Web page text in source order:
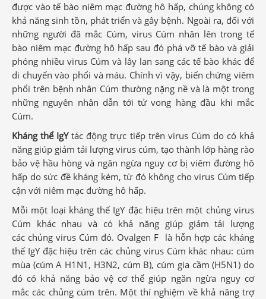
được vào tế bào niêm mạc đường hô hấp, chúng không có
khả năng sinh tồn, phát triển và gây bệnh. Ngoài ra, đối với
những người đã mắc Cúm, virus Cúm nhân lên trong tế
bào niêm mạc đường hô hấp sau đó phá vỡ tế bào và giải
phóng nhiều virus Cúm và lây lan sang các tế bào khác để
di chuyển vào phổi và máu. Chính vì vậy, biến chứng viêm
phổi trên bệnh nhân Cúm thường nặng nề và là một trong
những nguyên nhân dẫn tới tử vong hàng đầu khi mắc
Cúm.
Kháng thể IgYtác động trực tiếp trên virus Cúm do có khả
năng giúp giảm tải lượng virus cúm, tạo thành lớp hàng rào
bảo vệ hầu hòng và ngăn ngừa nguy cơ bị viêm đường hô
hấp do sức đề kháng kém, từ đó không cho virus Cúm tiếp
cận với niêm mạc đường hô hấp.
Mỗi một loại kháng thể IgY đặc hiệu trên một chủng virus
Cúm khác nhau và có khả năng giúp giảm tải lượng
các chủng virus Cúm đó. Ovalgen F là hỗn hợp các kháng
thể IgY đặc hiệu trên các chủng virus Cúm khác nhau: cúm
mùa (cúm A H1N1, H3N2, cúm B), cúm gia cầm (H5N1) do
đó có khả năng bảo vệ cơ thể giúp ngăn ngừa nguy cơ
mắc các chủng cúm trên. Một thí nghiệm về khả năng trợ